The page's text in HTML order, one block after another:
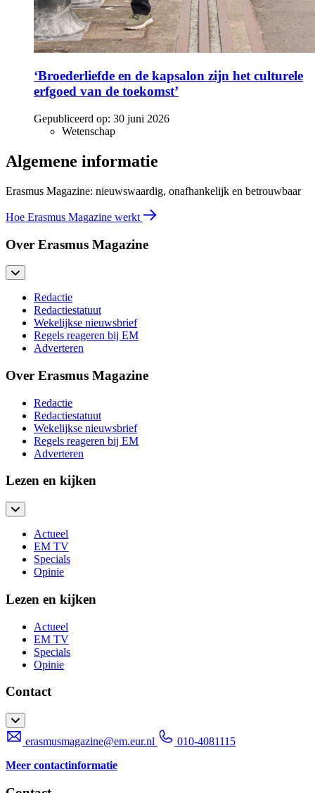
‘Broederliefde en de kapsalon zijn het culturele
erfgoed van de toekomst’
Gepubliceerd op: 30 juni 2026
Wetenschap
Algemene informatie
Erasmus Magazine: nieuwswaardig, onafhankelijk en betrouwbaar
Hoe Erasmus Magazine werkt
Over Erasmus Magazine
Redactie
Redactiestatuut
Wekelijkse nieuwsbrief
Regels reageren bij EM
Adverteren
Over Erasmus Magazine
Redactie
Redactiestatuut
Wekelijkse nieuwsbrief
Regels reageren bij EM
Adverteren
Lezen en kijken
Actueel
EM TV
Specials
Opinie
Lezen en kijken
Actueel
EM TV
Specials
Opinie
Contact
erasmusmagazine@em.eur.nl
010-4081115
Meer contactinformatie